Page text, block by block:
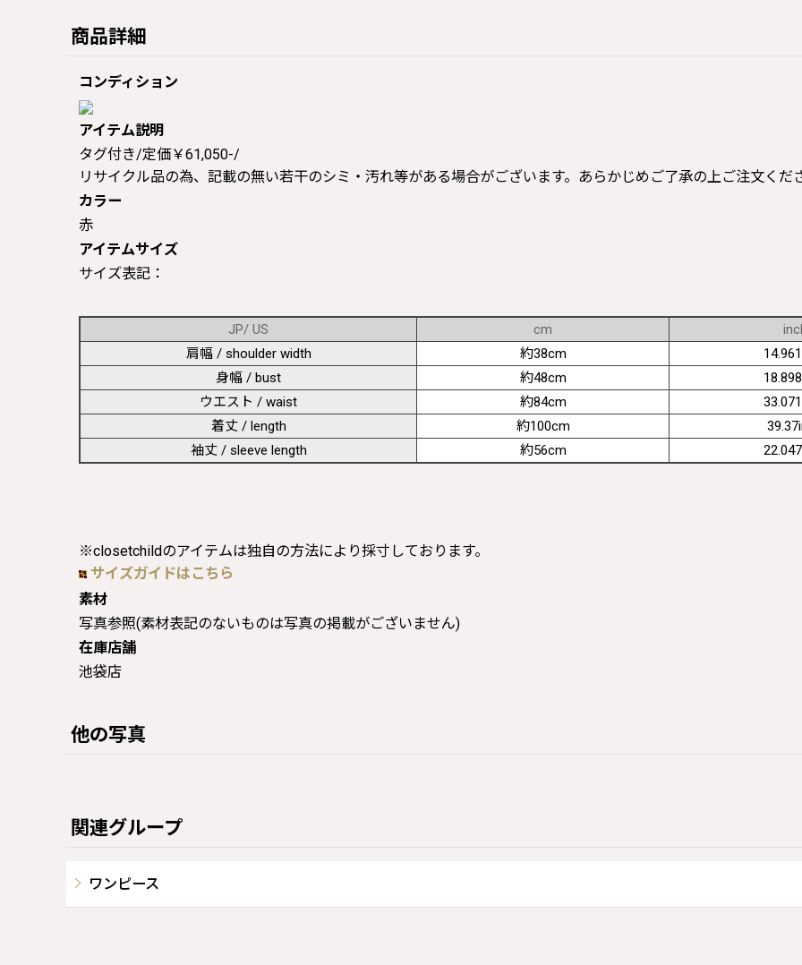
商品詳細
コンディション
アイテム説明
タグ付き/定価￥61,050-/
リサイクル品の為、記載の無い若干のシミ・汚れ等がある場合がございます。あらかじめご了承の上ご注文くだ
カラー
赤
アイテムサイズ
サイズ表記：
JP/ US cm
肩幅 / shoulder width
約38cm
身幅 / bust
約48cm
ウエスト / waist
約84cm
着丈 / length
約100cm
袖丈 / sleeve length
約56cm
※closetchildのアイテムは独自の方法により採寸しております。
サイズガイドはこちら
素材
写真参照(素材表記のないものは写真の掲載がございません)
在庫店舗
池袋店
他の写真
関連グループ
ワンピース